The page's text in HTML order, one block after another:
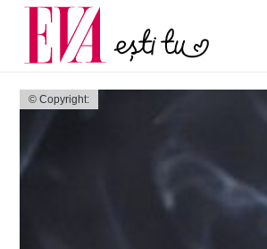
© Copyright:
Carieră
Actualitate